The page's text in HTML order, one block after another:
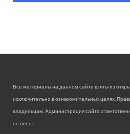
Все материалы на данном сайте взяты из
исключительно в ознакомительных целях.
владельцам. Администрация сайта
не несет.